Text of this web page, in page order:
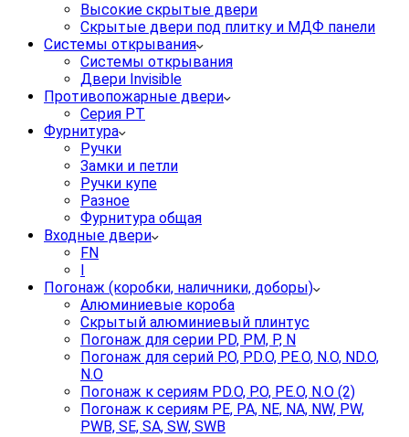
Высокие скрытые двери
Скрытые двери под плитку и МДФ панели
Системы открывания
Системы открывания
Двери Invisible
Противопожарные двери
Серия PT
Фурнитура
Ручки
Замки и петли
Ручки купе
Разное
Фурнитура общая
Входные двери
FN
Погонаж (коробки, наличники, доборы)
Алюминиевые короба
Скрытый алюминиевый плинтус
Погонаж для серии PD, PM, P, N
Погонаж для серий P.O, PD.O, PE.O, N.O, ND.O,
N.O
Погонаж к сериям PD.O, P.O, PE.O, N.O (2)
Погонаж к сериям PE, PA, NE, NA, NW, PW,
PWB, SE, SA, SW, SWB